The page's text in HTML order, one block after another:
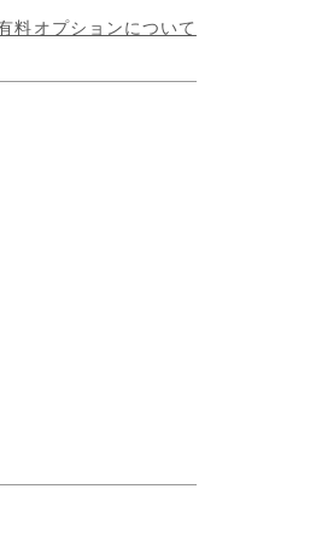
料オプションについて